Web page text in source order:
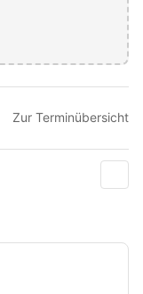
Zur Terminübersicht